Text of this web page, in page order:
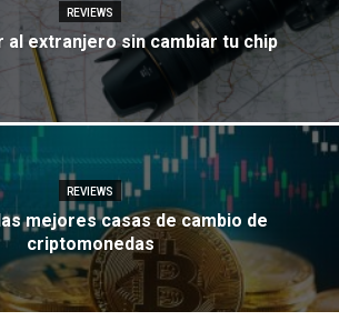
REVIEWS
al extranjero sin cambiar tu chip
REVIEWS
mejores casas de cambio de
criptomonedas